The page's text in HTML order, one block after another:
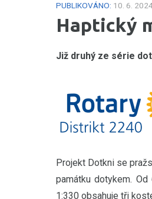
PUBLIKOVÁNO: 10. 6.
Haptický
Již druhý ze série
Projekt Dotkni se
památku dotykem.
1:330 obsahuje tři